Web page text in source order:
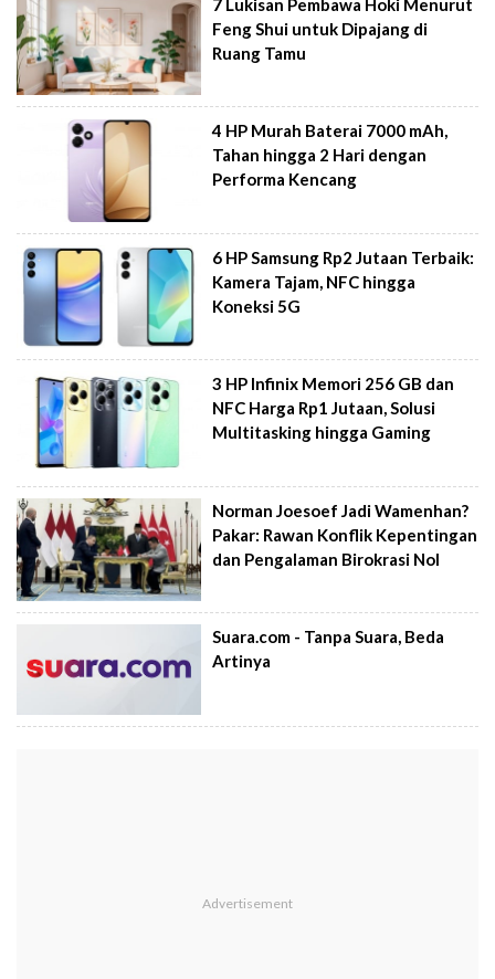
7 Lukisan Pembawa Hoki Menurut
Feng Shui untuk Dipajang di
Ruang Tamu
4 HP Murah Baterai 7000 mAh,
Tahan hingga 2 Hari dengan
Performa Kencang
6 HP Samsung Rp2 Jutaan Terbaik:
Kamera Tajam, NFC hingga
Koneksi 5G
3 HP Infinix Memori 256 GB dan
NFC Harga Rp1 Jutaan, Solusi
Multitasking hingga Gaming
Norman Joesoef Jadi Wamenhan?
Pakar: Rawan Konflik Kepentingan
dan Pengalaman Birokrasi Nol
Suara.com - Tanpa Suara, Beda
Artinya